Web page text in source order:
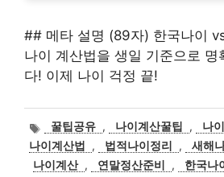
## 메타 설명 (89자) 한국나이
나이 계산법을 생일 기준으로 명
다! 이제 나이 걱정 끝!
태
그
꿀팁공유 , 나이계산꿀팁 , 나
나이계산법
, 법적나이정리 , 새해
나이계산 , 연말정산준비 , 한국나